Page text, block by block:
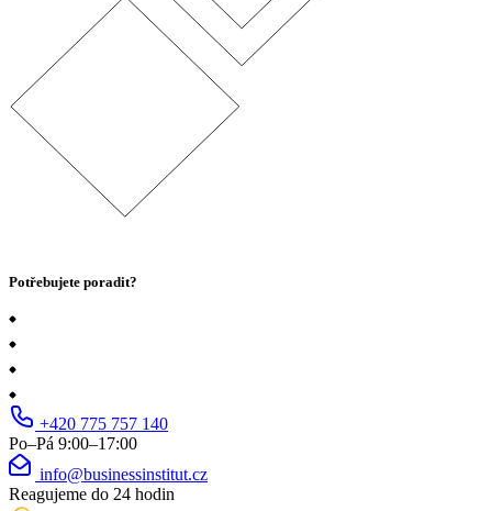
Potřebujete poradit?
+420 775 757 140
Po–Pá 9:00–17:00
info@businessinstitut.cz
Reagujeme do 24 hodin